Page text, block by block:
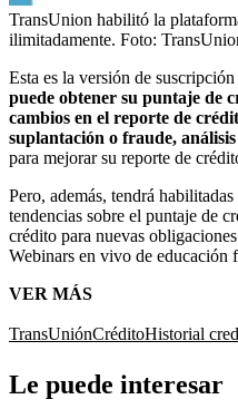
TransUnion habilitó la
ilimitadamente. Foto:
Esta es la versión de suscripción
puede obtener su puntaje de
cambios en el reporte de
suplantación o fraude,
para mejorar su reporte de
Pero, además, tendrá
tendencias sobre el puntaje de
crédito para nuevas
Webinars en vivo de educación
VER MÁS
TransUniónCréditoHistorial
Le puede interesar